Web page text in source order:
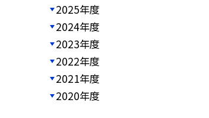
2025年度
2024年度
2023年度
2022年度
2021年度
2020年度